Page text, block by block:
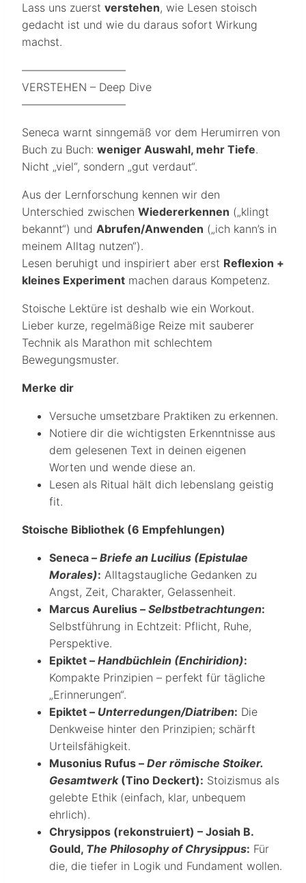
Lass uns zuerst verstehen, wie Lesen stoisch
gedacht ist und wie du daraus sofort Wirkung
machst.
—————————–
VERSTEHEN – Deep Dive
—————————–
Seneca warnt sinngemäß vor dem Herumirren von
Buch zu Buch: weniger Auswahl, mehr Tiefe.
Nicht „viel“, sondern „gut verdaut“.
Aus der Lernforschung kennen wir den
Unterschied zwischen Wiedererkennen („klingt
bekannt“) und Abrufen/Anwenden („ich kann’s in
meinem Alltag nutzen“).
Lesen beruhigt und inspiriert aber erst Reflexion +
kleines Experiment machen daraus Kompetenz.
Stoische Lektüre ist deshalb wie ein Workout.
Lieber kurze, regelmäßige Reize mit sauberer
Technik als Marathon mit schlechtem
Bewegungsmuster.
Merke dir
Versuche umsetzbare Praktiken zu erkennen.
Notiere dir die wichtigsten Erkenntnisse aus
dem gelesenen Text in deinen eigenen
Worten und wende diese an.
Lesen als Ritual hält dich lebenslang geistig
fit.
Stoische Bibliothek (6 Empfehlungen)
Seneca – Briefe an Lucilius (Epistulae
Morales): Alltagstaugliche Gedanken zu
Angst, Zeit, Charakter, Gelassenheit.
Marcus Aurelius – Selbstbetrachtungen:
Selbstführung in Echtzeit: Pflicht, Ruhe,
Perspektive.
Epiktet – Handbüchlein (Enchiridion):
Kompakte Prinzipien – perfekt für tägliche
„Erinnerungen“.
Epiktet – Unterredungen/Diatriben: Die
Denkweise hinter den Prinzipien; schärft
Urteilsfähigkeit.
Musonius Rufus – Der römische Stoiker.
Gesamtwerk(Tino Deckert): Stoizismus als
gelebte Ethik (einfach, klar, unbequem
ehrlich).
Chrysippos (rekonstruiert) – Josiah B.
Gould, The Philosophy of Chrysippus: Für
die, die tiefer in Logik und Fundament wollen.